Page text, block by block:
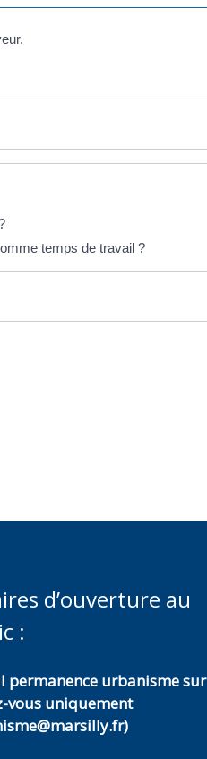
temps de travail ?
d’ouverture au
:
permanence urbanisme sur
vous uniquement